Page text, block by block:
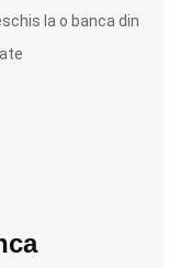
la o banca din